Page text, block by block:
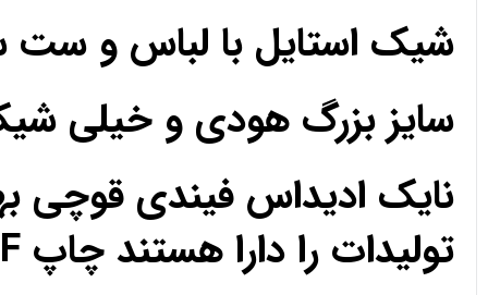
شیک استایل با لباس و
سایز بزرگ هودی و خیلی
نایک ادیداس فیندی قوچی
تولیدات را دارا هستند چاپ DTF مزون تک فروشی عمده